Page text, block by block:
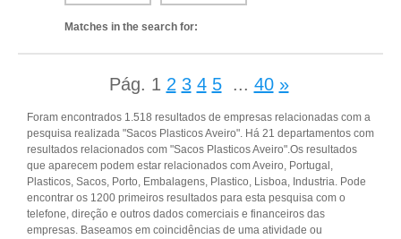
Matches in the search for:
Pág. 1 2 3 4 5 ... 40 »
Foram encontrados 1.518 resultados de empresas relacionadas com a
pesquisa realizada "Sacos Plasticos Aveiro". Há 21 departamentos com
resultados relacionados com "Sacos Plasticos Aveiro".Os resultados
que aparecem podem estar relacionados com Aveiro, Portugal,
Plasticos, Sacos, Porto, Embalagens, Plastico, Lisboa, Industria. Pode
encontrar os 1200 primeiros resultados para esta pesquisa com o
telefone, direção e outros dados comerciais e financeiros das
empresas. Baseamos em coincidências de uma atividade ou